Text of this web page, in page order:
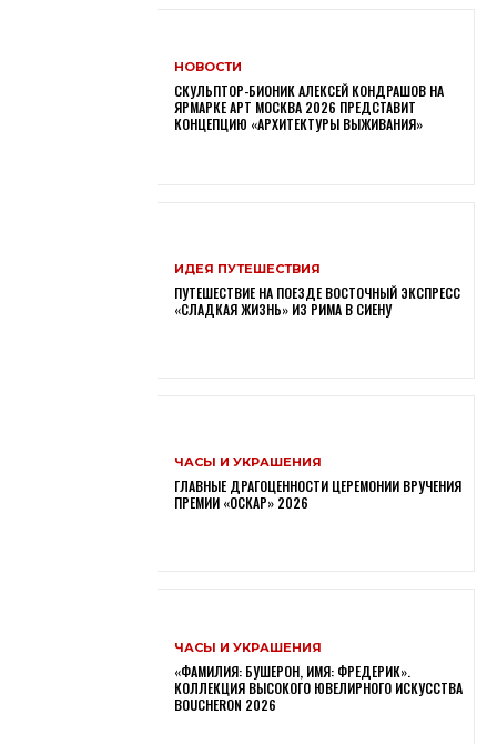
НОВОСТИ
СКУЛЬПТОР-БИОНИК АЛЕКСЕЙ КОНДРАШОВ НА
ЯРМАРКЕ АРТ МОСКВА 2026 ПРЕДСТАВИТ
КОНЦЕПЦИЮ «АРХИТЕКТУРЫ ВЫЖИВАНИЯ»
ИДЕЯ ПУТЕШЕСТВИЯ
ПУТЕШЕСТВИЕ НА ПОЕЗДЕ ВОСТОЧНЫЙ ЭКСПРЕСС
«СЛАДКАЯ ЖИЗНЬ» ИЗ РИМА В СИЕНУ
ЧАСЫ И УКРАШЕНИЯ
ГЛАВНЫЕ ДРАГОЦЕННОСТИ ЦЕРЕМОНИИ ВРУЧЕНИЯ
ПРЕМИИ «ОСКАР» 2026
ЧАСЫ И УКРАШЕНИЯ
«ФАМИЛИЯ: БУШЕРОН, ИМЯ: ФРЕДЕРИК».
КОЛЛЕКЦИЯ ВЫСОКОГО ЮВЕЛИРНОГО ИСКУССТВА
BOUCHERON 2026